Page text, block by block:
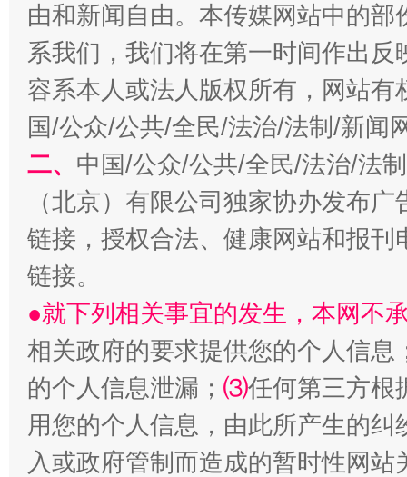
魏明亮
“刷贴”乱象丛生
生
由和新闻自由。本传媒网站中的
系我们，我们将在第一时间作出
容系本人或法人版权所有，网站
国/公众/公共/全民/法治/法制/新闻
二、 中国/公众/公共/全民/法治/法
（北京）有限公司独家协办发布
链接，授权合法、健康网站和报
链接。
●就下列相关事宜的发生，本网不
相关政府的要求提供您的个人信息
的个人信息泄漏； ⑶任何第三方根
用您的个人信息，由此所产生的纠
入或政府管制而造成的暂时性网